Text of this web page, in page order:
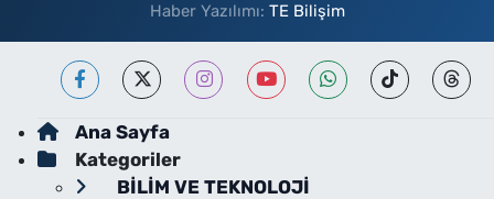
Haber Yazılımı: TE Bilişim
Ana Sayfa
Kategoriler
BİLİM VE TEKNOLOJİ